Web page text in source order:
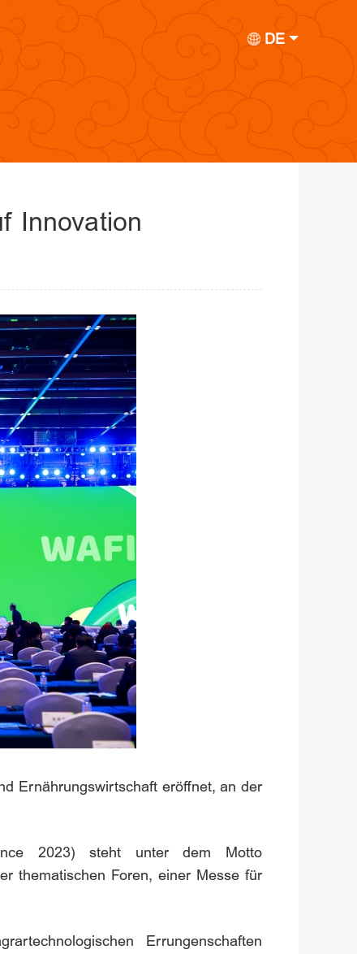
DE
Innovation
Ernährungswirtschaft eröffnet, an der
2023) steht unter dem Motto
thematischen Foren, einer Messe für
Errungenschaften